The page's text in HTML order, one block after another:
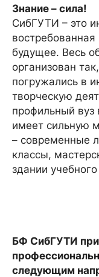
Знание – сила!
СибГУТИ – это
будущее. Весь
организован
погружались в
творческую
профильный
имеет сильную
– современные
классы,
здании
БФ СибГУТИ
следующим